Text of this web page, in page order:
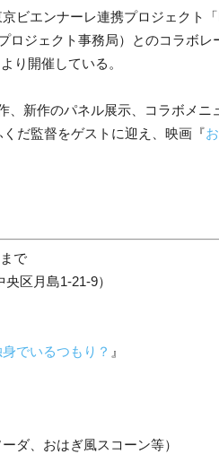
ビエンナーレ連携プロジェクト「
ロジェクト事務局）とのコラボ
り開催している。
新作のパネル展示、コラボメニ
だ監督をゲストに迎え、映画『
で
区月島1-21-9）
でいるつもり？ 』
ダ、おはぎ風スコーン等）